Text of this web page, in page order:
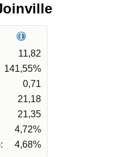
11,82
141,55%
0,71
21,18
21,35
4,72%
4,68%